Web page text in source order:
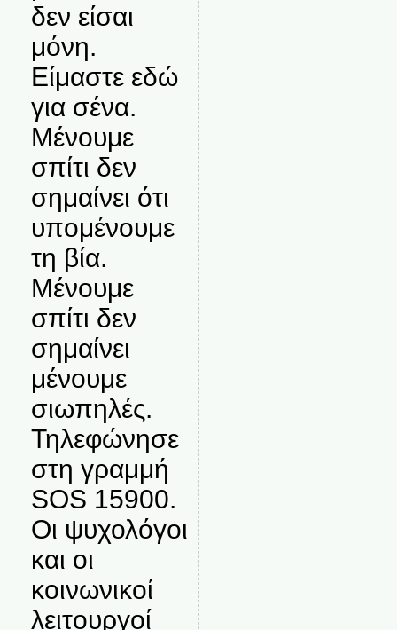
δεν είσαι
μόνη.
Είμαστε εδώ
για σένα.
Μένουμε
σπίτι δεν
σημαίνει ότι
υπομένουμε
τη βία.
Μένουμε
σπίτι δεν
σημαίνει
μένουμε
σιωπηλές.
Τηλεφώνησε
στη γραμμή
SOS 15900.
Οι ψυχολόγοι
και οι
κοινωνικοί
λειτουργοί